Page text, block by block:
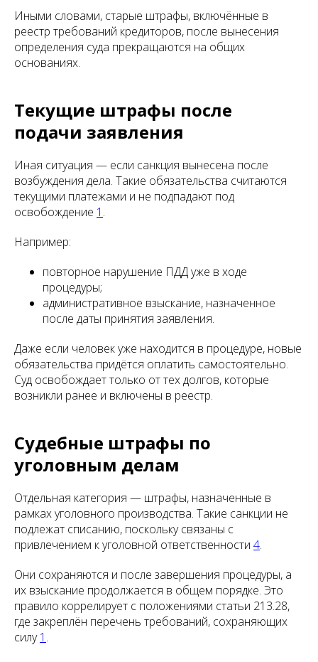
Иными словами, старые штрафы, включённые в
реестр требований кредиторов, после вынесения
определения суда прекращаются на общих
основаниях.
Текущие штрафы после
подачи заявления
Иная ситуация — если санкция вынесена после
возбуждения дела. Такие обязательства считаются
текущими платежами и не подпадают под
освобождение 1 .
Например:
повторное нарушение ПДД уже в ходе
процедуры;
административное взыскание, назначенное
после даты принятия заявления.
Даже если человек уже находится в процедуре, новые
обязательства придётся оплатить самостоятельно.
Суд освобождает только от тех долгов, которые
возникли ранее и включены в реестр.
Судебные штрафы по
уголовным делам
Отдельная категория — штрафы, назначенные в
рамках уголовного производства. Такие санкции не
подлежат списанию, поскольку связаны с
привлечением к уголовной ответственности 4.
Они сохраняются и после завершения процедуры, а
их взыскание продолжается в общем порядке. Это
правило коррелирует с положениями статьи 213.28,
где закреплён перечень требований, сохраняющих
силу1 .